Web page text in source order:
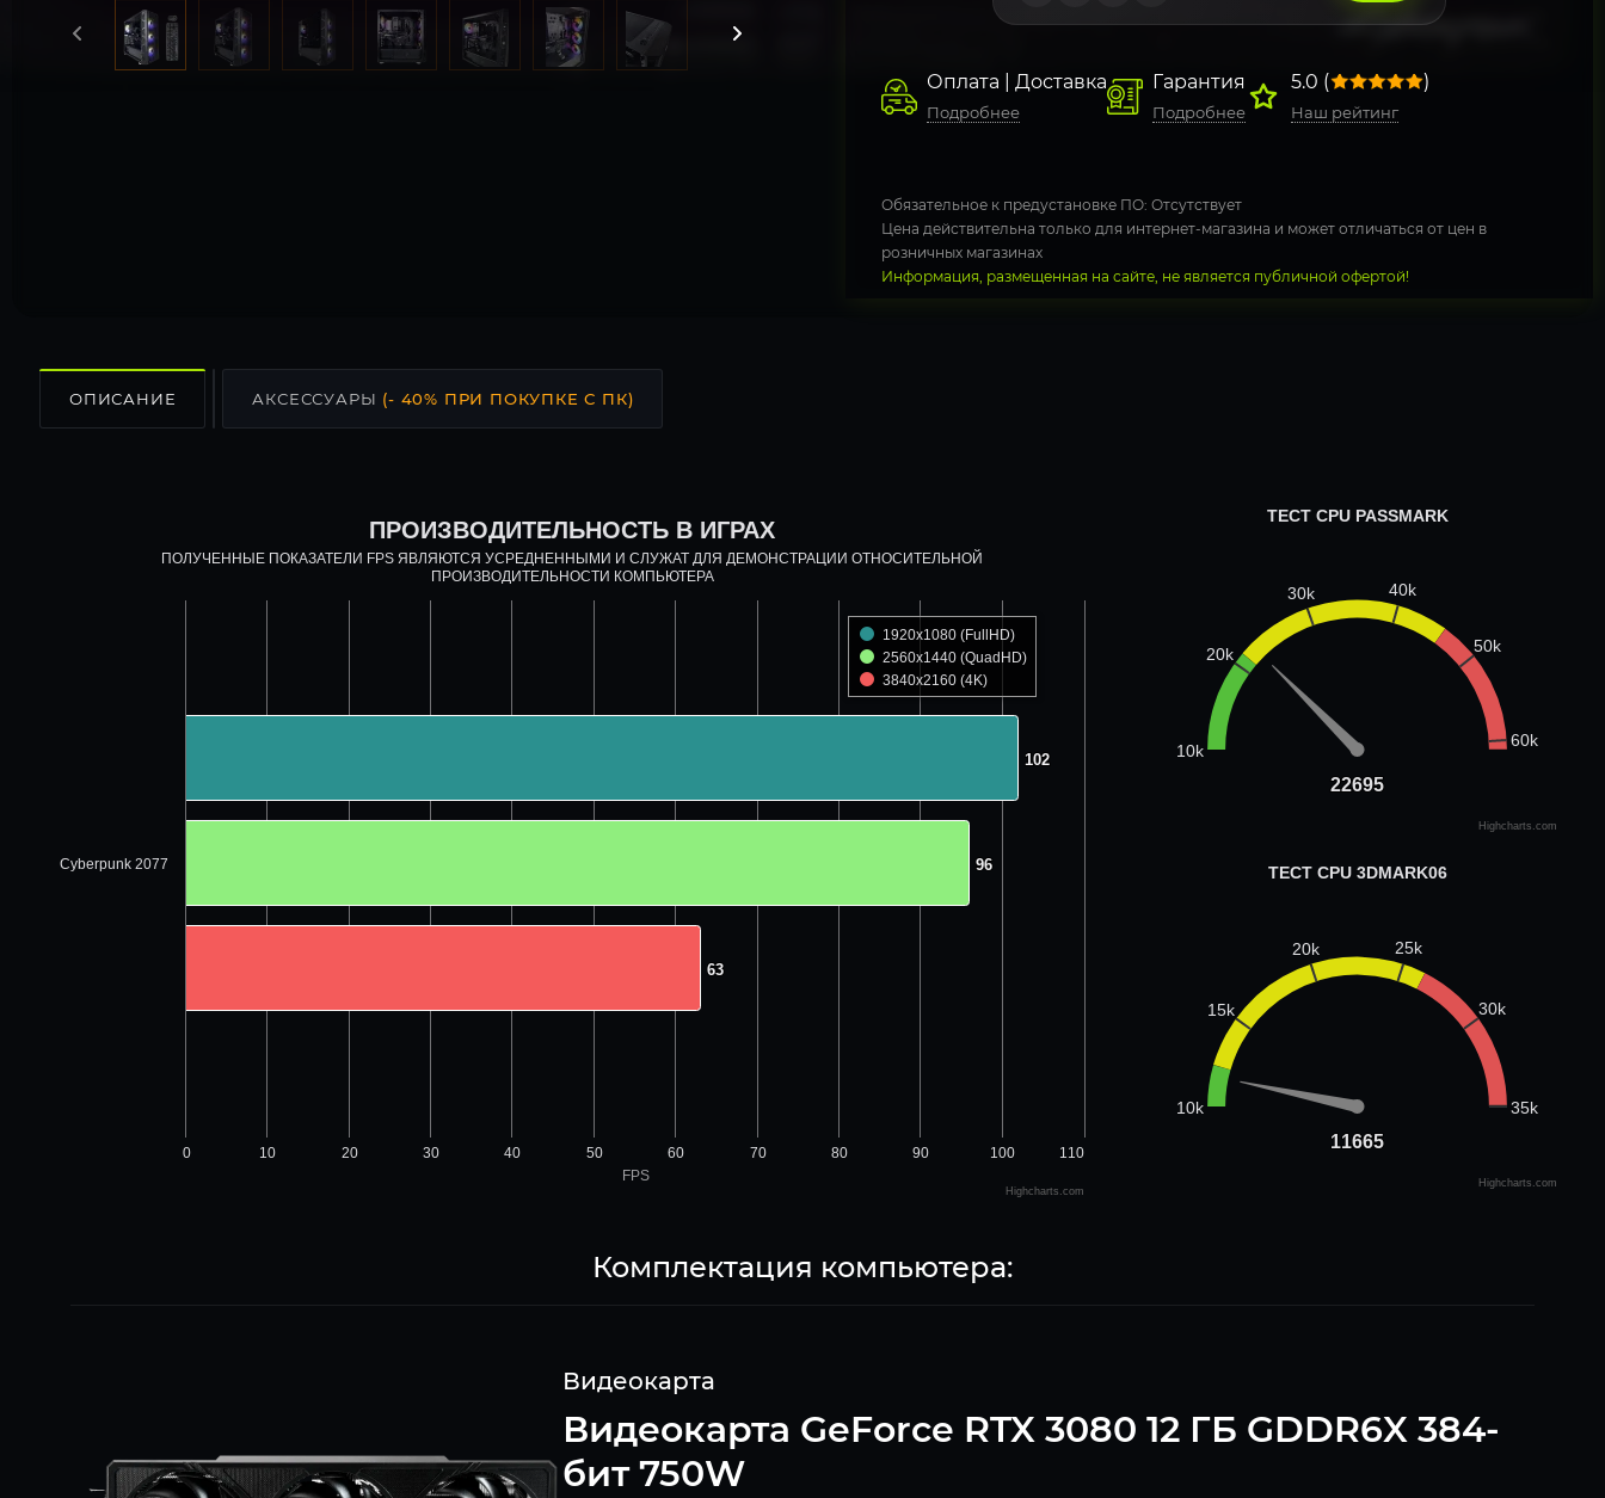
Оплата | Доставка
Подробнее
Гарантия
Подробнее
5.0 ( )
Наш рейтинг
Обязательное к предустановке ПО: Отсутствует
Цена действительна только для интернет-магазина и может отличаться от цен в
розничных магазинах
Информация, размещенная на сайте, не является публичной офертой!
ОПИСАНИЕ АКСЕССУАРЫ (- 40% ПРИ ПОКУПКЕ С ПК)
FPS
ПРОИЗВОДИТЕЛЬНОСТЬ В ИГРАХ
ПОЛУЧЕННЫЕ ПОКАЗАТЕЛИ FPS ЯВЛЯЮТСЯ УСРЕДНЕННЫМИ И СЛУЖАТ ДЛЯ ДЕМОНСТРАЦИИ ОТНОСИТЕЛЬНОЙ
ПРОИЗВОДИТЕЛЬНОСТИ КОМПЬЮТЕРА
102
102
96
96
63
63
1920x1080 (FullHD)
2560x1440 (QuadHD)
3840x2160 (4K)
0 10 20 30 40 50 60 70 80 90 100 110
Cyberpunk 2077
Highcharts.com
22695
22695
ТЕСТ CPU PASSMARK
10k
20k
30k 40k
50k
60k
Highcharts.com
11665
11665
ТЕСТ CPU 3DMARK06
10k
15k
20k 25k
30k
35k
Highcharts.com
Комплектация компьютера:
Видеокарта
Видеокарта GeForce RTX 3080 12 ГБ GDDR6X 384-
бит 750W